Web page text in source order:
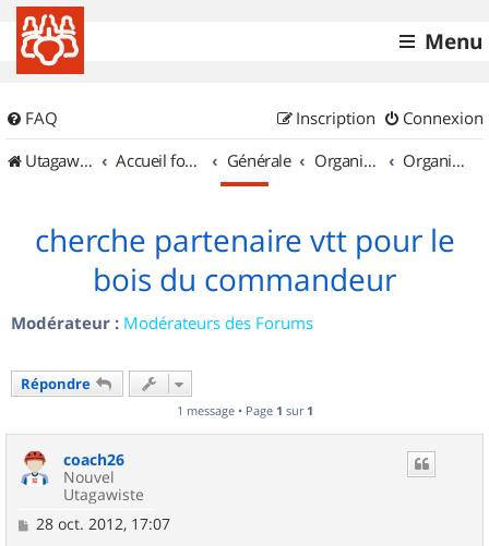
Menu
FAQ Connexion
Inscription
UtagawaVTT (Randos VTT et VTTAE avec traces GPS)
Accueil forum Générale Organisation de sorties & Recherche de partenaires Organisation de sorties en région Midi Pyrénées
cherche partenaire vtt pour le
bois du commandeur
Modérateur : Modérateurs des Forums
Répondre
1 message • Page 1 sur 1
coach26
Nouvel
Utagawiste
M
28 oct. 2012, 17:07